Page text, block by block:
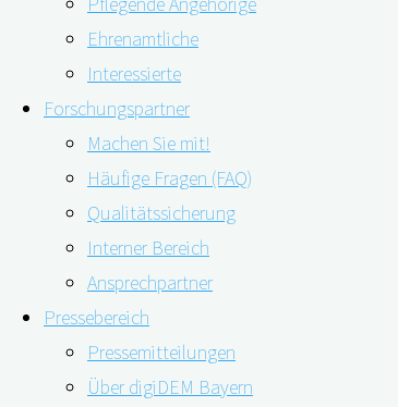
Ehrenamtliche
Interessierte
Forschungspartner
Machen Sie mit!
Häufige Fragen (FAQ)
Qualitätssicherung
Interner Bereich
Ansprechpartner
Pressebereich
Pressemitteilungen
Über digiDEM Bayern
20.01.202311.05.2023
Angehörige von Menschen mit Demenz
unter erhöhter psychischer Belastung.
Angehörigen eines Betroffenen entstehen.
Verschiedene Angebote für pflegende
zu halten. Doch gibt es auch
denen sich der World Alzheimer Report
Psychologie“ und stellen den aktuellen
Das digiDEM Bayern-Team stellt in diesem
Deutschland.